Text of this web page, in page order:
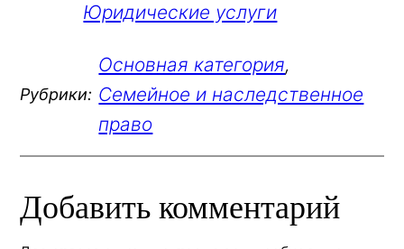
Юридические услуги
Рубрики:
Основная категория
Семейное и наследственное
право
Добавить комментарий